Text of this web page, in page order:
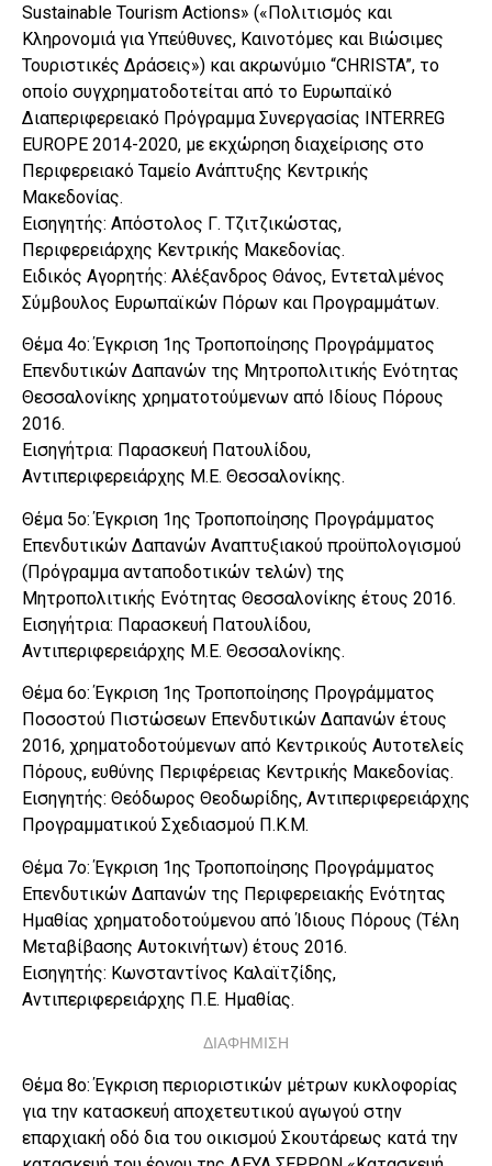
Sustainable Tourism Actions» («Πολιτισμός και
Κληρονομιά για Υπεύθυνες, Καινοτόμες και Βιώσιμες
Τουριστικές Δράσεις») και ακρωνύμιο “CHRISTA”, το
οποίο συγχρηματοδοτείται από το Ευρωπαϊκό
Διαπεριφερειακό Πρόγραμμα Συνεργασίας INTERREG
EUROPE 2014-2020, με εκχώρηση διαχείρισης στο
Περιφερειακό Ταμείο Ανάπτυξης Κεντρικής
Μακεδονίας.
Εισηγητής: Απόστολος Γ. Τζιτζικώστας,
Περιφερειάρχης Κεντρικής Μακεδονίας.
Ειδικός Αγορητής: Αλέξανδρος Θάνος, Εντεταλμένος
Σύμβουλος Ευρωπαϊκών Πόρων και Προγραμμάτων.
Θέμα 4ο: Έγκριση 1ης Τροποποίησης Προγράμματος
Επενδυτικών Δαπανών της Μητροπολιτικής Ενότητας
Θεσσαλονίκης χρηματοτούμενων από Ιδίους Πόρους
2016.
Εισηγήτρια: Παρασκευή Πατουλίδου,
Αντιπεριφερειάρχης Μ.Ε. Θεσσαλονίκης.
Θέμα 5ο: Έγκριση 1ης Τροποποίησης Προγράμματος
Επενδυτικών Δαπανών Αναπτυξιακού προϋπολογισμού
(Πρόγραμμα ανταποδοτικών τελών) της
Μητροπολιτικής Ενότητας Θεσσαλονίκης έτους 2016.
Εισηγήτρια: Παρασκευή Πατουλίδου,
Αντιπεριφερειάρχης Μ.Ε. Θεσσαλονίκης.
Θέμα 6ο: Έγκριση 1ης Τροποποίησης Προγράμματος
Ποσοστού Πιστώσεων Επενδυτικών Δαπανών έτους
2016, χρηματοδοτούμενων από Κεντρικούς Αυτοτελείς
Πόρους, ευθύνης Περιφέρειας Κεντρικής Μακεδονίας.
Εισηγητής: Θεόδωρος Θεοδωρίδης, Αντιπεριφερειάρχης
Προγραμματικού Σχεδιασμού Π.Κ.Μ.
Θέμα 7ο: Έγκριση 1ης Τροποποίησης Προγράμματος
Επενδυτικών Δαπανών της Περιφερειακής Ενότητας
Ημαθίας χρηματοδοτούμενου από Ίδιους Πόρους (Τέλη
Μεταβίβασης Αυτοκινήτων) έτους 2016.
Εισηγητής: Κωνσταντίνος Καλαϊτζίδης,
Αντιπεριφερειάρχης Π.Ε. Ημαθίας.
ΔΙΑΦΗΜΙΣΗ
Θέμα 8ο: Έγκριση περιοριστικών μέτρων κυκλοφορίας
για την κατασκευή αποχετευτικού αγωγού στην
επαρχιακή οδό δια του οικισμού Σκουτάρεως κατά την